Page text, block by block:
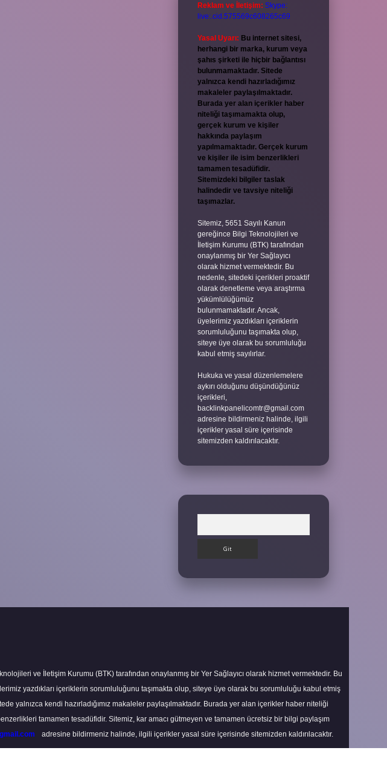
Reklam ve İletişim: Skype:
live:.cid.575569c608265c69
Yasal Uyarı: Bu internet sitesi,
herhangi bir marka, kurum veya
şahıs şirketi ile hiçbir bağlantısı
bulunmamaktadır. Sitede
yalnızca kendi hazırladığımız
makaleler paylaşılmaktadır.
Burada yer alan içerikler haber
niteliği taşımamakta olup,
gerçek kurum ve kişiler
hakkında paylaşım
yapılmamaktadır. Gerçek kurum
ve kişiler ile isim benzerlikleri
tamamen tesadüfidir.
Sitemizdeki bilgiler taslak
halindedir ve tavsiye niteliği
taşımazlar.
Sitemiz, 5651 Sayılı Kanun
gereğince Bilgi Teknolojileri ve
İletişim Kurumu (BTK) tarafından
onaylanmış bir Yer Sağlayıcı
olarak hizmet vermektedir. Bu
nedenle, sitedeki içerikleri proaktif
olarak denetleme veya araştırma
yükümlülüğümüz
bulunmamaktadır. Ancak,
üyelerimiz yazdıkları içeriklerin
sorumluluğunu taşımakta olup,
siteye üye olarak bu sorumluluğu
kabul etmiş sayılırlar.
Hukuka ve yasal düzenlemelere
aykırı olduğunu düşündüğünüz
içerikleri,
backlinkpanelicomtr@gmail.com
adresine bildirmeniz halinde, ilgili
içerikler yasal süre içerisinde
sitemizden kaldırılacaktır.
ve İletişim Kurumu (BTK) tarafından onaylanmış bir Yer Sağlayıcı olarak hizmet vermektedir. Bu
yazdıkları içeriklerin sorumluluğunu taşımakta olup, siteye üye olarak bu sorumluluğu kabul etmiş
yalnızca kendi hazırladığımız makaleler paylaşılmaktadır. Burada yer alan içerikler haber niteliği
tamamen tesadüfidir. Sitemiz, kar amacı gütmeyen ve tamamen ücretsiz bir bilgi paylaşım
adresine bildirmeniz halinde, ilgili içerikler yasal süre içerisinde sitemizden kaldırılacaktır.